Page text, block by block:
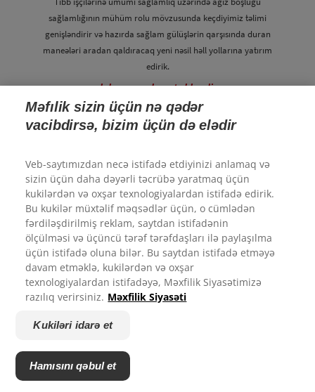
sağlamlığının mühüm rolu mövzusunda keçdiyimiz təlimi
genişləndirir və hazırda sağlam gülüşlərin qarşısında duran
maneələri aradan qaldıracaq yeni nəsil həll yollarına yatırım
edirik.
daha çox məlumat əldə edin
Məfılik sizin üçün nə qədər
vacibdirsə, bizim üçün də elədir
Veb-saytımızdan necə istifadə etdiyinizi anlamaq və
sizin üçün daha dəyərli təcrübə yaratmaq üçün
kukilərdən və oxşar texnologiyalardan istifadə edirik.
Bu kukilər müxtəlif məqsədlər üçün, o cümlədən
fərdiləşdirilmiş reklam, saytdan istifadənin
ölçülməsi və üçüncü tərəf tərəfdaşları ilə paylaşılma
üçün istifadə oluna bilər. Bu saytdan istifadə etməyə
davam etməklə, kukilərdən və oxşar
texnologiyalardan istifadəyə, Məxfilik Siyasətimizə
razılıq verirsiniz. Məxfilik Siyasəti
Kukiləri idarə et
Hamısını qəbul et
Rəyiniz üçün təşəkkür edirik.
Colgate.az ilə təcrübənizdən nə dərəcədə razısınız?